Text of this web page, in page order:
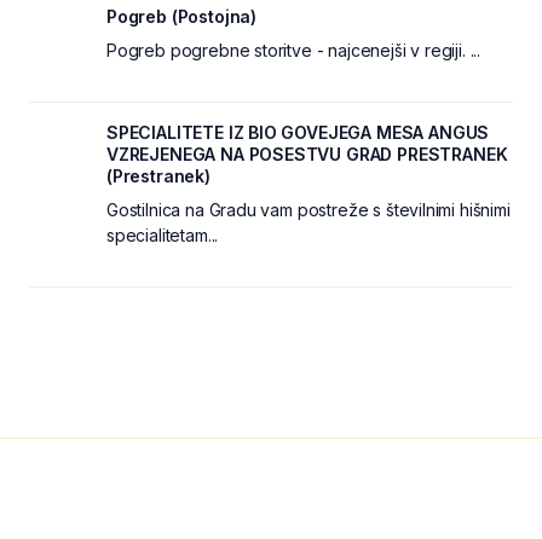
Pogreb (Postojna)
Pogreb pogrebne storitve - najcenejši v regiji. ...
SPECIALITETE IZ BIO GOVEJEGA MESA ANGUS
VZREJENEGA NA POSESTVU GRAD PRESTRANEK
(Prestranek)
Gostilnica na Gradu vam postreže s številnimi hišnimi
specialitetam...